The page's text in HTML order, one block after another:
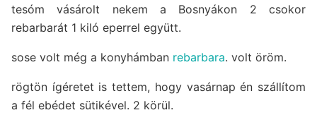
tesóm vásárolt nekem a Bosnyákon 2 csokor
rebarbarát 1 kiló eperrel együtt.
sose volt még a konyhámban rebarbara. volt öröm.
rögtön ígéretet is tettem, hogy vasárnap én szállítom
a fél ebédet sütikével. 2 körül.